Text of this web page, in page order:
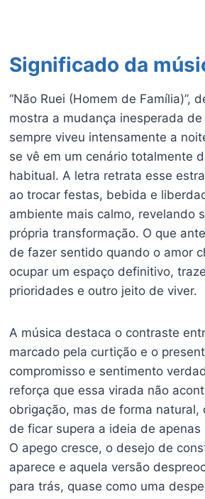
Significado da
“Não Ruei (Homem de Família)”,
mostra a mudança inesperada de
sempre viveu intensamente a
se vê em um cenário totalmente
habitual. A letra retrata esse
ao trocar festas, bebida e
ambiente mais calmo, revelando
própria transformação. O que
de fazer sentido quando o amor
ocupar um espaço definitivo,
prioridades e outro jeito de viver.
A música destaca o contraste
marcado pela curtição e o
compromisso e sentimento
reforça que essa virada não
obrigação, mas de forma natural,
de ficar supera a ideia de apenas
O apego cresce, o desejo de
aparece e aquela versão
para trás, quase como uma